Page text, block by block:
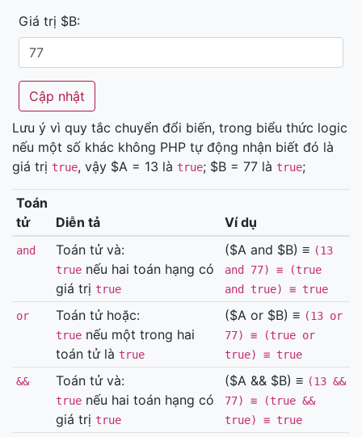
Giá trị $B:
Lưu ý vì quy tắc chuyển đổi biến, trong biểu thức logic
nếu một số khác không PHP tự động nhận biết đó là
giá trị true, vậy $A = 13 là true; $B = 77 là true;
Toán
tử
Diễn tả Ví dụ
and Toán tử và:
truenếu hai toán hạng có
giá trị true
($A and $B) ≡ (13
and 77) ≡ (true
and true) ≡ true
or Toán tử hoặc:
truenếu một trong hai
toán tử là true
($A or $B) ≡ (13 or
77) ≡ (true or
true) ≡ true
&& Toán tử và:
truenếu hai toán hạng có
giá trị true
($A && $B) ≡ (13 &&
77) ≡ (true &&
true) ≡ true